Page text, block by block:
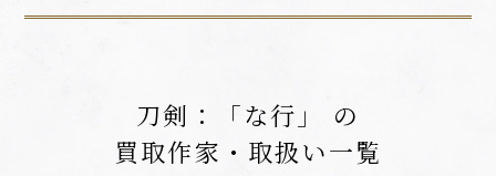
刀剣：「な行」 の
買取作家・取扱い一覧